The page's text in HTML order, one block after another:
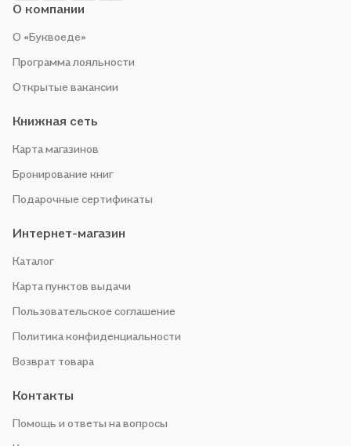
О компании
О «Буквоеде»
Программа лояльности
Открытые вакансии
Книжная сеть
Карта магазинов
Бронирование книг
Подарочные сертификаты
Интернет-магазин
Каталог
Карта пунктов выдачи
Пользовательское соглашение
Политика конфиденциальности
Возврат товара
Контакты
Помощь и ответы на вопросы